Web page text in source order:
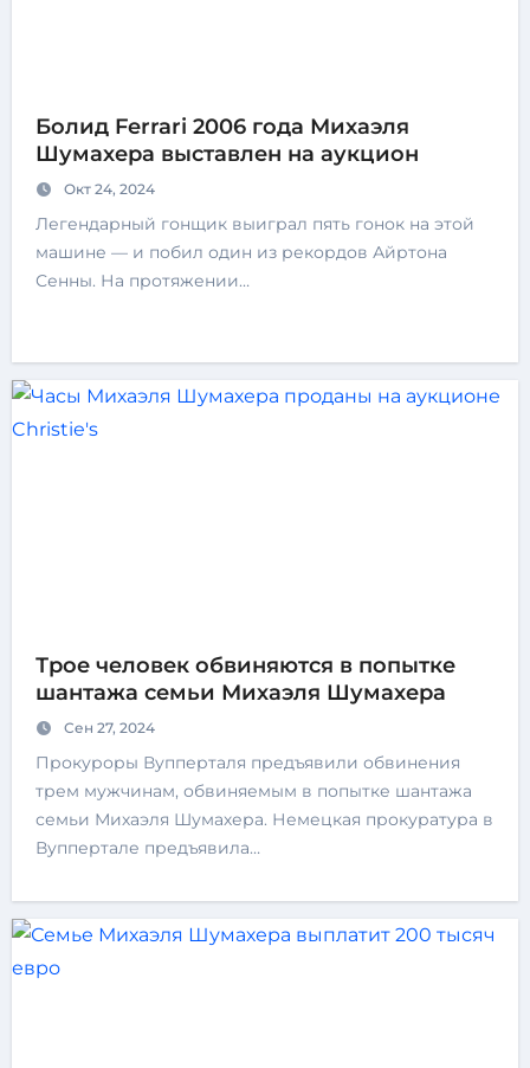
Болид Ferrari 2006 года Михаэля
Шумахера выставлен ​​на аукцион
Окт 24, 2024
Легендарный гонщик выиграл пять гонок на этой
машине — и побил один из рекордов Айртона
Сенны. На протяжении…
Трое человек обвиняются в попытке
шантажа семьи Михаэля Шумахера
Сен 27, 2024
Прокуроры Вупперталя предъявили обвинения
трем мужчинам, обвиняемым в попытке шантажа
семьи Михаэля Шумахера. Немецкая прокуратура в
Вуппертале предъявила…